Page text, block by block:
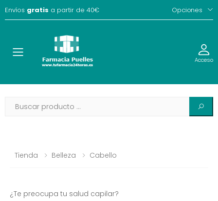
Envíos gratis a partir de 40€ Opciones
Toggle Acceso
Tienda Belleza Cabello
¿Te preocupa tu salud capilar?